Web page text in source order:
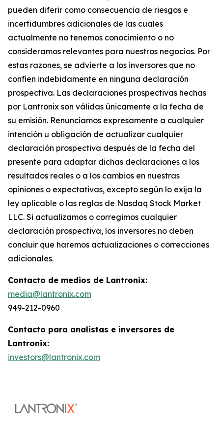
pueden diferir como consecuencia de riesgos e
incertidumbres adicionales de las cuales
actualmente no tenemos conocimiento o no
consideramos relevantes para nuestros negocios. Por
estas razones, se advierte a los inversores que no
confíen indebidamente en ninguna declaración
prospectiva. Las declaraciones prospectivas hechas
por Lantronix son válidas únicamente a la fecha de
su emisión. Renunciamos expresamente a cualquier
intención u obligación de actualizar cualquier
declaración prospectiva después de la fecha del
presente para adaptar dichas declaraciones a los
resultados reales o a los cambios en nuestras
opiniones o expectativas, excepto según lo exija la
ley aplicable o las reglas de Nasdaq Stock Market
LLC. Si actualizamos o corregimos cualquier
declaración prospectiva, los inversores no deben
concluir que haremos actualizaciones o correcciones
adicionales.
Contacto de medios de Lantronix:
media@lantronix.com
949-212-0960
Contacto para analistas e inversores de
Lantronix:
investors@lantronix.com